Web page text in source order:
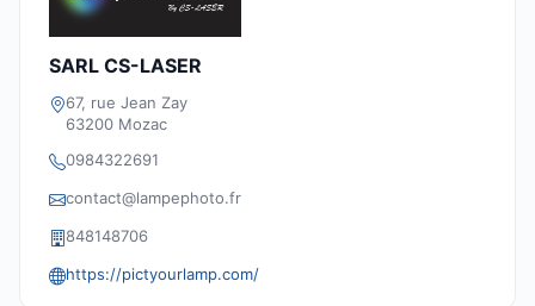
SARL CS-LASER
67, rue Jean Zay
63200 Mozac
0984322691
contact@lampephoto.fr
848148706
https://pictyourlamp.com/